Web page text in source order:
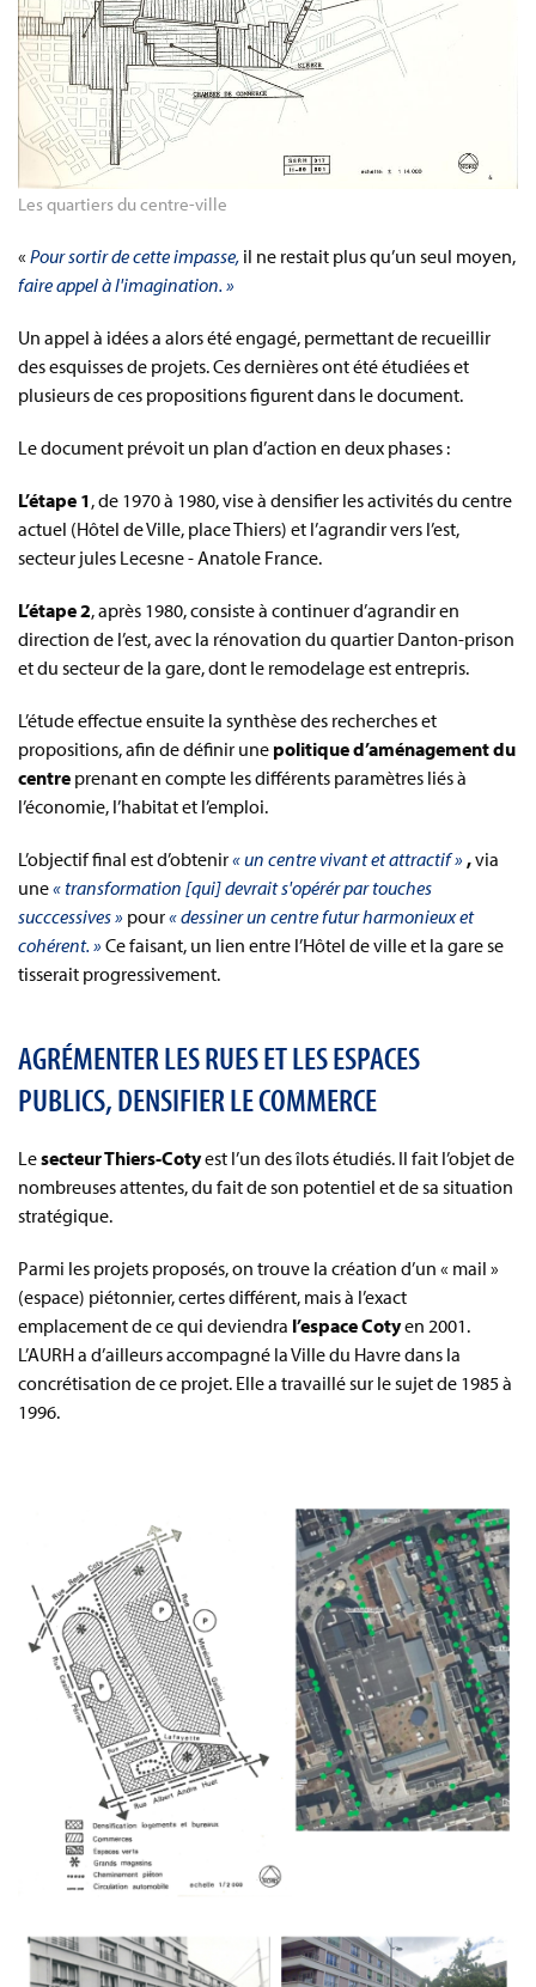
Les quartiers du centre-ville
« Pour sortir de cette impasse, il ne restait plus qu’un seul moyen,
faire appel à l'imagination. »
Un appel à idées a alors été engagé, permettant de recueillir
des esquisses de projets. Ces dernières ont été étudiées et
plusieurs de ces propositions figurent dans le document.
Le document prévoit un plan d’action en deux phases :
L’étape 1, de 1970 à 1980, vise à densifier les activités du centre
actuel (Hôtel de Ville, place Thiers) et l’agrandir vers l’est,
secteur jules Lecesne - Anatole France.
L’étape 2, après 1980, consiste à continuer d’agrandir en
direction de l’est, avec la rénovation du quartier Danton-prison
et du secteur de la gare, dont le remodelage est entrepris.
L’étude effectue ensuite la synthèse des recherches et
propositions, afin de définir une politique d’aménagement du
centre prenant en compte les différents paramètres liés à
l’économie, l’habitat et l’emploi.
L’objectif final est d’obtenir« un centre vivant et attractif » ,via
une« transformation [qui] devrait s'opérér par touches
succcessives » pour« dessiner un centre futur harmonieux et
cohérent. » Ce faisant, un lien entre l’Hôtel de ville et la gare se
tisserait progressivement.
AGRÉMENTER LES RUES ET LES ESPACES
PUBLICS, DENSIFIER LE COMMERCE
Lesecteur Thiers-Cotyest l’un des îlots étudiés. Il fait l’objet de
nombreuses attentes, du fait de son potentiel et de sa situation
stratégique.
Parmi les projets proposés, on trouve la création d’un « mail »
(espace) piétonnier, certes différent, mais à l’exact
emplacement de ce qui deviendra l’espace Cotyen 2001.
L’AURH a d’ailleurs accompagné la Ville du Havre dans la
concrétisation de ce projet. Elle a travaillé sur le sujet de 1985 à
1996.